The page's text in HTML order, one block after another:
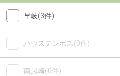
早岐(3件)
ハウステンボス(0件)
南風崎(0件)